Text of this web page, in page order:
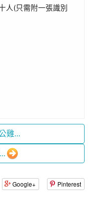
人(只需附一張識別
雞...
Google+ Pinterest